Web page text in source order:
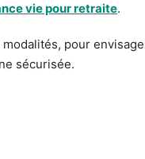
vie pour retraite.
pour
sécurisée.